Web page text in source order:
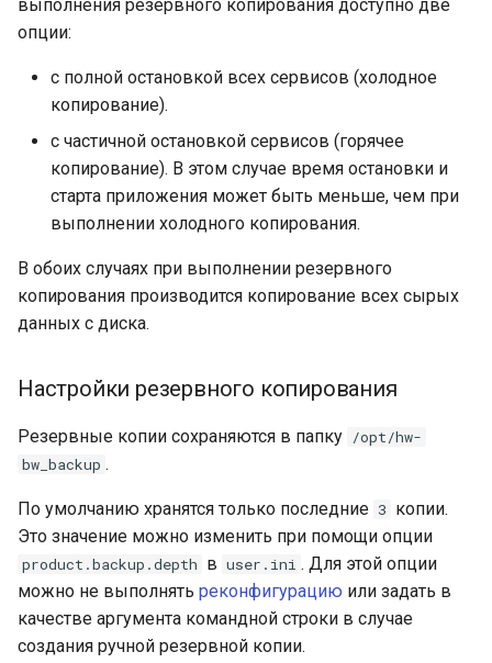
s
n
g
данных
Другие настройки
Горячие клавиши в
выполнения резервного копирования доступно две
опции:
с полной остановкой всех сервисов (холодное
копирование).
с частичной остановкой сервисов (горячее
копирование). В этом случае время остановки и
старта приложения может быть меньше, чем при
выполнении холодного копирования.
В обоих случаях при выполнении резервного
копирования производится копирование всех сырых
данных с диска.
Настройки резервного копирования
Резервные копии сохраняются в папку /opt/hw-
bw_backup .
По умолчанию хранятся только последние 3 копии.
Это значение можно изменить при помощи опции
product.backup.depth в user.ini . Для этой опции
можно не выполнять реконфигурацию или задать в
качестве аргумента командной строки в случае
создания ручной резервной копии.